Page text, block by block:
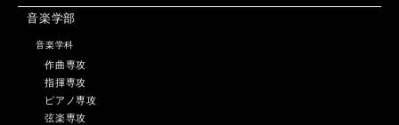
音楽学部
音楽学科
作曲専攻
指揮専攻
ピアノ専攻
弦楽専攻